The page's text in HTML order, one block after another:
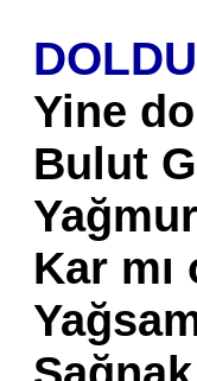
Yine
Bulut
Kar mı